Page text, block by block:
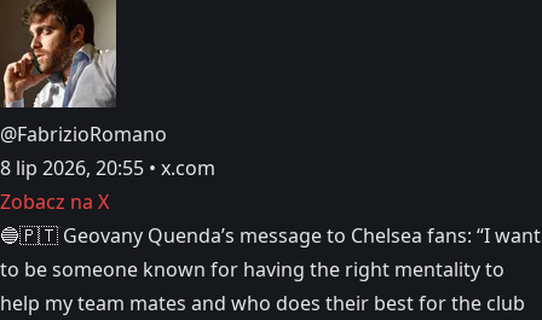
@FabrizioRomano
8 lip 2026, 20:55 • x.com
Zobacz na X
🔵🇵🇹 Geovany Quenda’s message to Chelsea fans: “I want
to be someone known for having the right mentality to
help my team mates and who does their best for the club